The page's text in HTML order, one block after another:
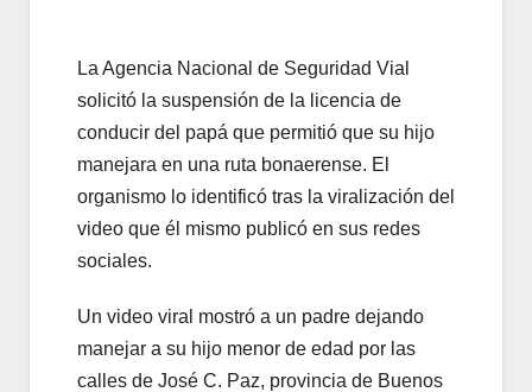
La Agencia Nacional de Seguridad Vial
solicitó la suspensión de la licencia de
conducir del papá que permitió que su hijo
manejara en una ruta bonaerense. El
organismo lo identificó tras la viralización del
video que él mismo publicó en sus redes
sociales.
Un video viral mostró a un padre dejando
manejar a su hijo menor de edad por las
calles de José C. Paz, provincia de Buenos